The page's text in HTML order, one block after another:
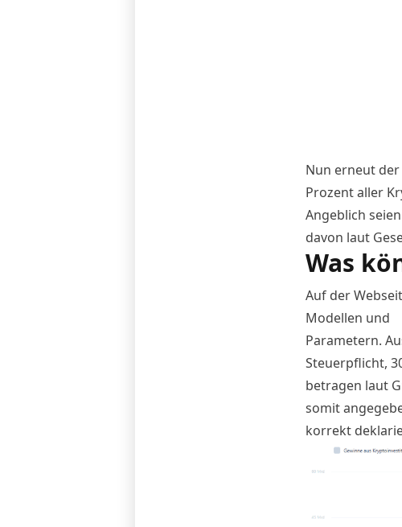
Nun erneut
Prozent aller
Angeblich
davon laut
Was
Auf der
Modellen und
Parametern.
Steuerpflicht,
betragen laut
somit
korrekt